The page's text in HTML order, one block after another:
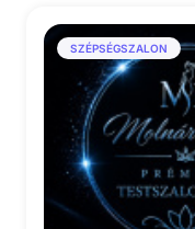
SZÉPSÉGSZALON